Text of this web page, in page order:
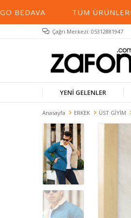
TÜM ÜRÜNLERDE %50
Çağrı Merkezi: 05312881947
YENİ GELENLER
Anasayfa ERKEK ÜST GİYİM